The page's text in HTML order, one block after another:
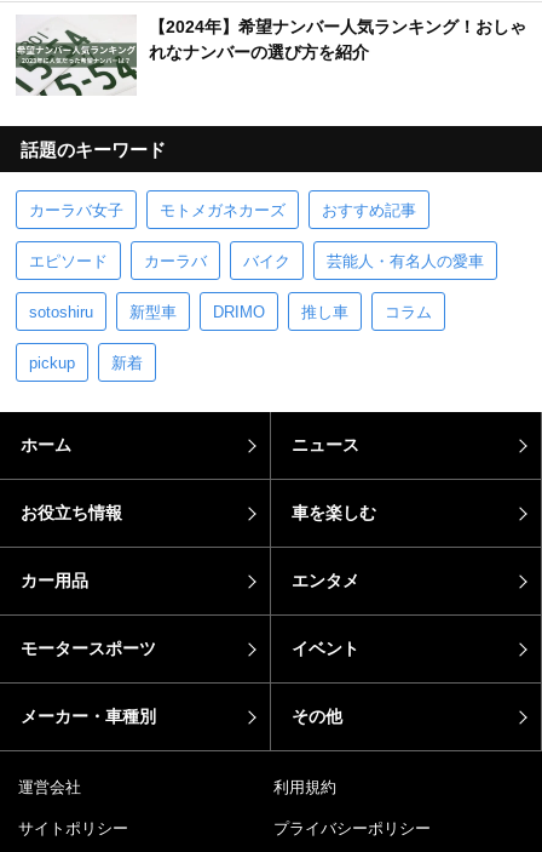
【2024年】希望ナンバー人気ランキング！おしゃ
れなナンバーの選び方を紹介
話題のキーワード
カーラバ女子 モトメガネカーズ おすすめ記事
エピソード カーラバ バイク 芸能人・有名人の愛車
sotoshiru 新型車 DRIMO 推し車 コラム
pickup 新着
ホーム ニュース
お役立ち情報 車を楽しむ
カー用品 エンタメ
モータースポーツ イベント
メーカー・車種別 その他
運営会社 利用規約
サイトポリシー プライバシーポリシー